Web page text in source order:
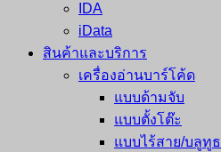
IDA
iData
สินค้าและบริการ
เครื่องอ่านบาร์โค้ด
แบบด้ามจับ
แบบตั้งโต๊ะ
แบบไร้สาย/บลูทูธ